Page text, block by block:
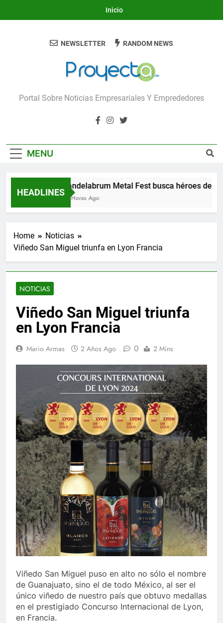
Inicio
Proyecta
Portal Sobre Noticias Empresariales Y Emprededores
NEWSLETTER RANDOM NEWS
MENU
HEADLINES
Candelabrum Metal Fest busca héroes de León
13 Horas Ago
Home
Noticias
Viñedo San Miguel triunfa en Lyon Francia
NOTICIAS
Viñedo San Miguel triunfa
en Lyon Francia
Mario Armas 2 Años Ago 0 2 Mins
Viñedo San Miguel puso en alto no sólo el nombre
de Guanajuato, sino el de todo México, al ser el
único viñedo de nuestro país que obtuvo medallas
en el prestigiado Concurso Internacional de Lyon,
en Francia.